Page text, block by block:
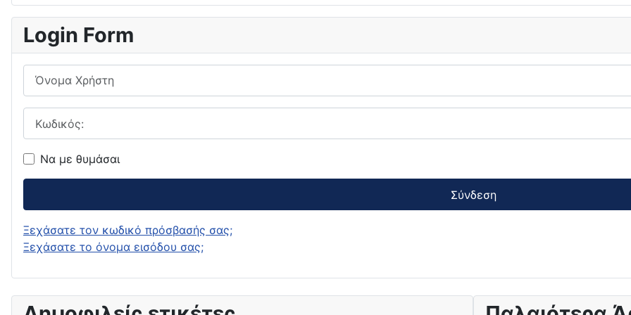
Login Form
Όνομα Χρήστη
Να με θυμάσαι
Σύνδεση
Ξεχάσατε τον κωδικό πρόσβασής σας;
Ξεχάσατε το όνομα εισόδου σας;